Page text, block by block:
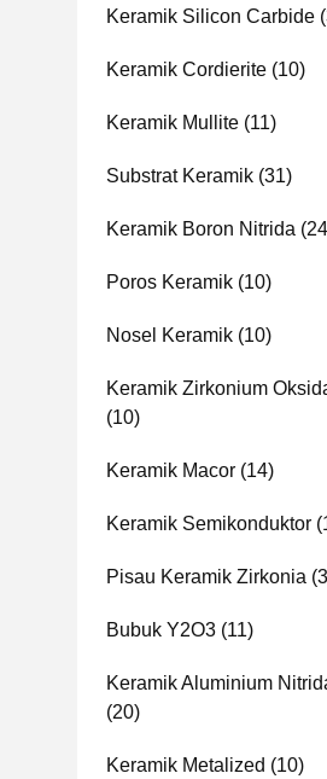
Keramik Silicon Carbide
Keramik Cordierite (10)
Keramik Mullite (11)
Substrat Keramik (31)
Keramik Boron Nitrida
Poros Keramik (10)
Nosel Keramik (10)
Keramik Zirkonium
(10)
Keramik Macor (14)
Keramik Semikonduktor
Pisau Keramik Zirkonia
Bubuk Y2O3 (11)
Keramik Aluminium
(20)
Keramik Metalized (10)